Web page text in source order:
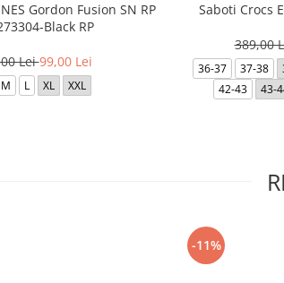
Gordon Fusion SN RP
Black RP
Lei99,00 Lei
M L XL XXL
Saboti Crocs
389,00
36-37 37-38
42-43
43-
-11%